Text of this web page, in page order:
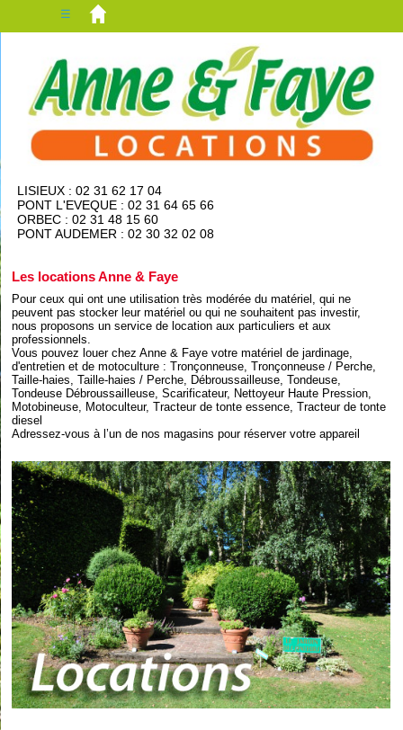
☰
LISIEUX : 02 31 62 17 04
PONT L'EVEQUE : 02 31 64 65 66
ORBEC : 02 31 48 15 60
PONT AUDEMER : 02 30 32 02 08
Les locations Anne & Faye
Pour ceux qui ont une utilisation très modérée du matériel, qui ne
peuvent pas stocker leur matériel ou qui ne souhaitent pas investir,
nous proposons un service de location aux particuliers et aux
professionnels.
Vous pouvez louer chez Anne & Faye votre matériel de jardinage,
d'entretien et de motoculture : Tronçonneuse, Tronçonneuse / Perche,
Taille-haies, Taille-haies / Perche, Débroussailleuse, Tondeuse,
Tondeuse Débroussailleuse, Scarificateur, Nettoyeur Haute Pression,
Motobineuse, Motoculteur, Tracteur de tonte essence, Tracteur de tonte
diesel
Adressez-vous à l’un de nos magasins pour réserver votre appareil